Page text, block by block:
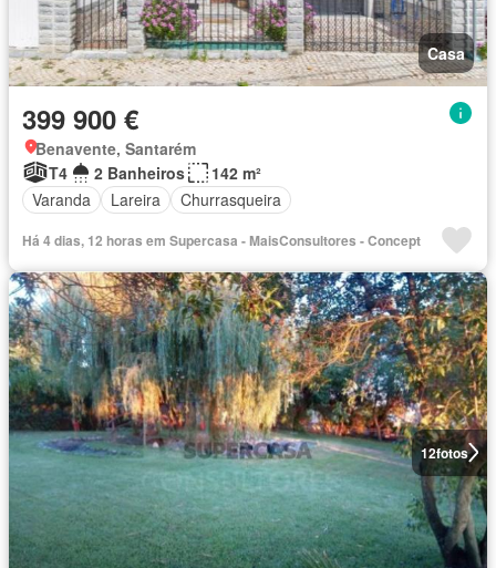
Casa
399 900 €
Benavente, Santarém
T4
2 Banheiros
142 m²
Varanda
Lareira Churrasqueira
Há 4 dias, 12 horas em Supercasa - MaisConsultores - Concept
12fotos